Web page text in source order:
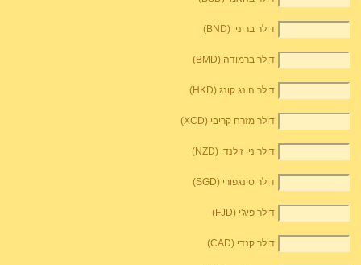
דולר ברוניי (BND)
דולר ברמודה (BMD)
דולר הונג קונג (HKD)
דולר מזרח קריבי (XCD)
דולר ניו זילנדי (NZD)
דולר סינגפורי (SGD)
דולר פיג'י (FJD)
דולר קנדי (CAD)